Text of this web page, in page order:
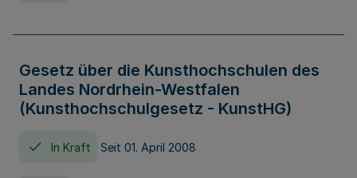
Gesetz über die Kunsthochschulen des
Landes Nordrhein-Westfalen
(Kunsthochschulgesetz - KunstHG)
In Kraft Seit 01. April 2008